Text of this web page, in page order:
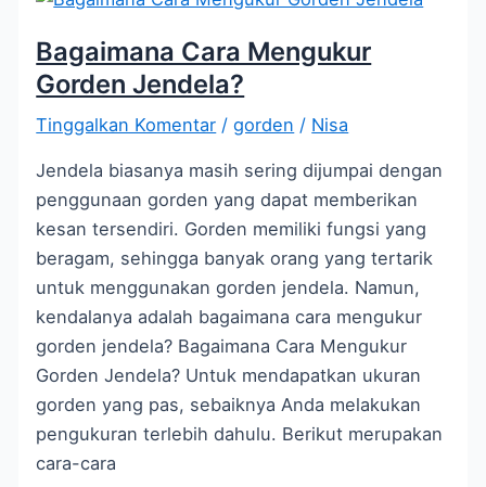
Bagaimana Cara Mengukur
Gorden Jendela?
Tinggalkan Komentar /gorden / Nisa
Jendela biasanya masih sering dijumpai dengan
penggunaan gorden yang dapat memberikan
kesan tersendiri. Gorden memiliki fungsi yang
beragam, sehingga banyak orang yang tertarik
untuk menggunakan gorden jendela. Namun,
kendalanya adalah bagaimana cara mengukur
gorden jendela? Bagaimana Cara Mengukur
Gorden Jendela? Untuk mendapatkan ukuran
gorden yang pas, sebaiknya Anda melakukan
pengukuran terlebih dahulu. Berikut merupakan
cara-cara